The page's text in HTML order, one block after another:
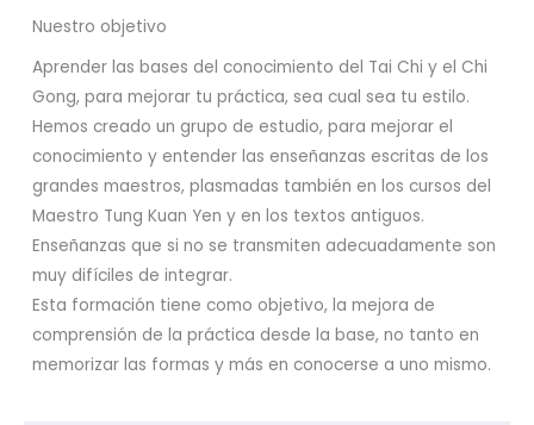
Nuestro objetivo
Aprender las bases del conocimiento del Tai Chi y el Chi
Gong, para mejorar tu práctica, sea cual sea tu estilo.
Hemos creado un grupo de estudio, para mejorar el
conocimiento y entender las enseñanzas escritas de los
grandes maestros, plasmadas también en los cursos del
Maestro Tung Kuan Yen y en los textos antiguos.
Enseñanzas que si no se transmiten adecuadamente son
muy difíciles de integrar.
Esta formación tiene como objetivo, la mejora de
comprensión de la práctica desde la base, no tanto en
memorizar las formas y más en conocerse a uno mismo.